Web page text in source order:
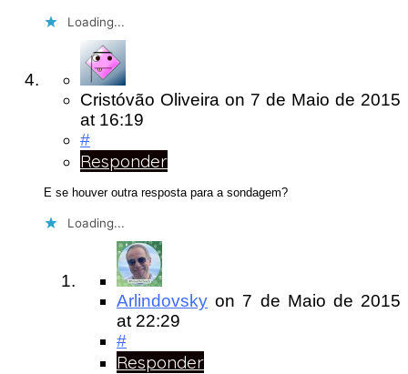
Loading...
Cristóvão Oliveira on 7 de Maio de 2015
at 16:19
#
Responder
E se houver outra resposta para a sondagem?
Loading...
Arlindovsky on 7 de Maio de 2015
at 22:29
#
Responder